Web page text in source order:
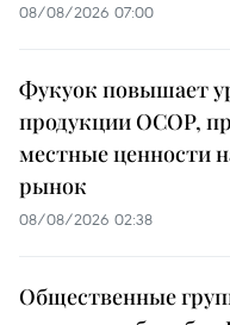
08/08/2026 07:00
Фукуок повышает
продукции OCOP,
местные ценности
рынок
08/08/2026 02:38
Общественные